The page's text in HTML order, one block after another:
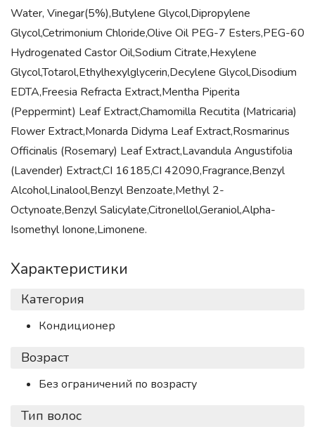
Water, Vinegar(5%),Butylene Glycol,Dipropylene
Glycol,Cetrimonium Chloride,Olive Oil PEG-7 Esters,PEG-60
Hydrogenated Castor Oil,Sodium Citrate,Hexylene
Glycol,Totarol,Ethylhexylglycerin,Decylene Glycol,Disodium
EDTA,Freesia Refracta Extract,Mentha Piperita
(Peppermint) Leaf Extract,Chamomilla Recutita (Matricaria)
Flower Extract,Monarda Didyma Leaf Extract,Rosmarinus
Officinalis (Rosemary) Leaf Extract,Lavandula Angustifolia
(Lavender) Extract,CI 16185,CI 42090,Fragrance,Benzyl
Alcohol,Linalool,Benzyl Benzoate,Methyl 2-
Octynoate,Benzyl Salicylate,Citronellol,Geraniol,Alpha-
Isomethyl Ionone,Limonene.
Характеристики
Категория
Кондиционер
Возраст
Без ограничений по возрасту
Тип волос